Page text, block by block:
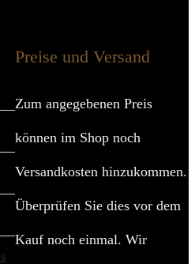
Preise und Versand
Zum angegebenen Preis
können im Shop noch
Versandkosten hinzukommen.
Überprüfen Sie dies vor dem
Kauf noch einmal. Wir